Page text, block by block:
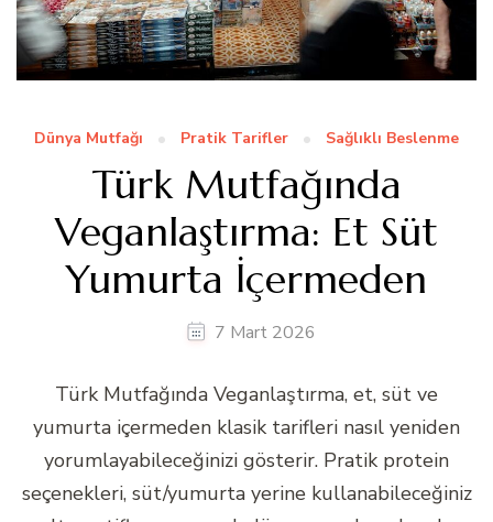
Dünya Mutfağı Pratik Tarifler Sağlıklı Beslenme
Türk Mutfağında
Veganlaştırma: Et Süt
Yumurta İçermeden
7 Mart 2026
Türk Mutfağında Veganlaştırma, et, süt ve
yumurta içermeden klasik tarifleri nasıl yeniden
yorumlayabileceğinizi gösterir. Pratik protein
seçenekleri, süt/yumurta yerine kullanabileceğiniz